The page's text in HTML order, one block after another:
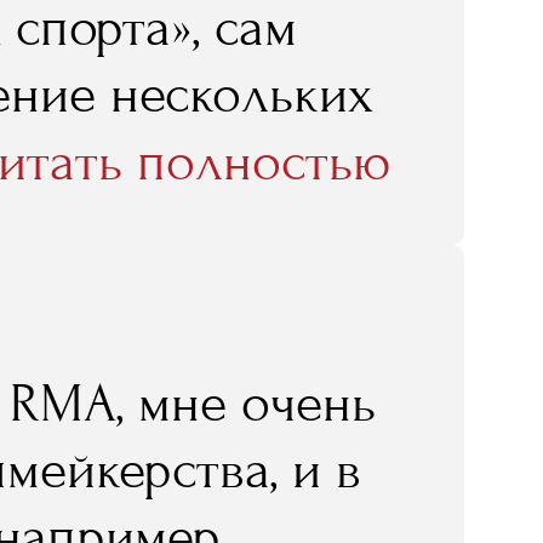
сам
нескольких
политика
которое он
полностью
мне очень
и в